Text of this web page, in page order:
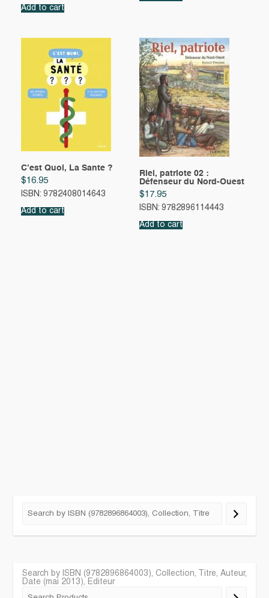
Add to cart
C’est Quoi, La Sante ?
$16.95
ISBN: 9782408014643
Add to cart
Riel, patriote 02 :
Défenseur du Nord-Ouest
$17.95
ISBN: 9782896114443
Add to cart
Search by ISBN (9782896864003), Collection, Titre, Auteur,
Date (mai 2013), Editeur